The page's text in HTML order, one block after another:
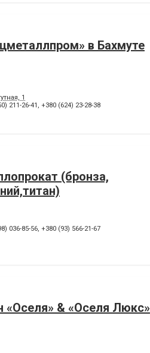
в Бахмуте
1
211-26-41 , +380 (624) 23-28-38
(бронза,
036-85-56, +380 (93) 566-21-67
«Оселя» & «Оселя Люкс»